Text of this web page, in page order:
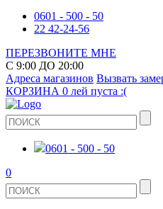
0601 - 500 - 50
22 42-24-56
ПЕРЕЗВОНИТЕ МНЕ
С 9:00 ДО 20:00
Адреса магазинов Вызвать
КОРЗИНА 0 лей пуста :(
0601 - 500 - 50
0